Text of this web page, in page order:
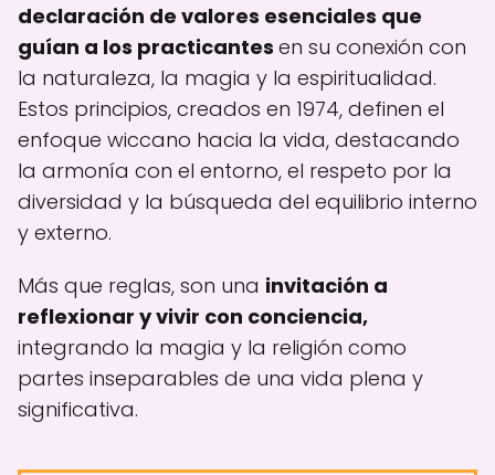
declaración de valores esenciales que
guían a los practicantes en su conexión con
la naturaleza, la magia y la espiritualidad.
Estos principios, creados en 1974, definen el
enfoque wiccano hacia la vida, destacando
la armonía con el entorno, el respeto por la
diversidad y la búsqueda del equilibrio interno
y externo.
Más que reglas, son una invitación a
reflexionar y vivir con conciencia,
integrando la magia y la religión como
partes inseparables de una vida plena y
significativa.